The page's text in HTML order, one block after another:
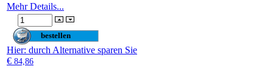
Mehr Details...
Hier: durch Alternative sparen Sie
€ 84,86